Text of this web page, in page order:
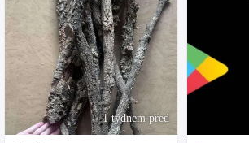
1 týdnem před